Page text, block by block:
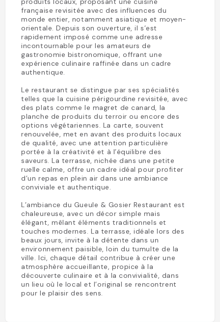
française revisitée avec des influences du
monde entier, notamment asiatique et moyen-
orientale. Depuis son ouverture, il s’est
rapidement imposé comme une adresse
incontournable pour les amateurs de
gastronomie bistronomique, offrant une
expérience culinaire raffinée dans un cadre
authentique.
Le restaurant se distingue par ses spécialités
telles que la cuisine périgourdine revisitée, avec
des plats comme le magret de canard, la
planche de produits du terroir ou encore des
options végétariennes. La carte, souvent
renouvelée, met en avant des produits locaux
de qualité, avec une attention particulière
portée à la créativité et à l’équilibre des
saveurs. La terrasse, nichée dans une petite
ruelle calme, offre un cadre idéal pour profiter
d’un repas en plein air dans une ambiance
conviviale et authentique.
L’ambiance du Gueule & Gosier Restaurant est
chaleureuse, avec un décor simple mais
élégant, mêlant éléments traditionnels et
touches modernes. La terrasse, idéale lors des
beaux jours, invite à la détente dans un
environnement paisible, loin du tumulte de la
ville. Ici, chaque détail contribue à créer une
atmosphère accueillante, propice à la
découverte culinaire et à la convivialité, dans
un lieu où le local et l’original se rencontrent
pour le plaisir des sens.